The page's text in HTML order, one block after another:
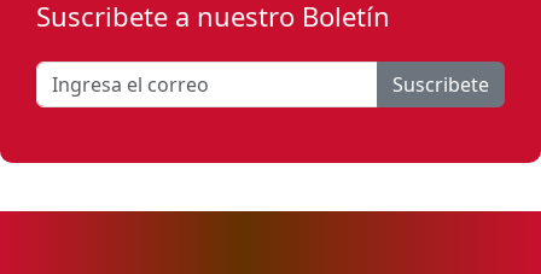
Suscribete a nuestro Boletín
Suscribete